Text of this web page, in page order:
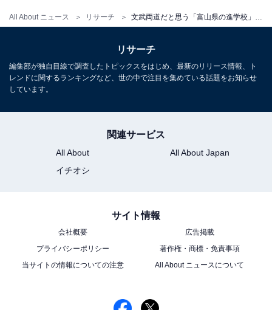
All About ニュース リサーチ
リサーチ
編集部が独自目線で調査したトピックスをはじめ、最新のリリース情報、ト
レンドに関するランキングなど、世の中で注目を集めている話題をお知らせ
しています。
関連サービス
All About
All About Japan
イチオシ
サイト情報
会社概要
広告掲載
プライバシーポリシー
著作権・商標・免責事項
当サイトの情報についての注意
All About ニュースについて